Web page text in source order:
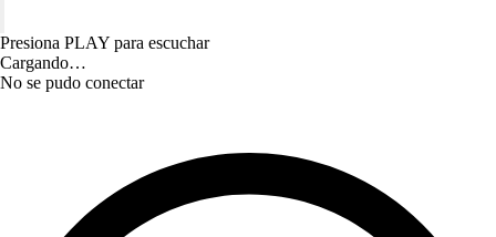
Presiona PLAY para escuchar
Cargando…
No se pudo conectar